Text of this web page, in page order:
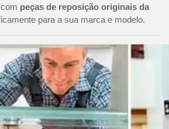
peças de reposição originais da
para a sua marca e modelo.